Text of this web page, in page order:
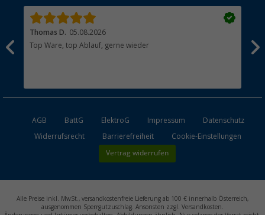
Thomas D. 05.08.2026
Top Ware, top Ablauf, gerne wieder
AGB BattG ElektroG Impressum
Datenschutz
Widerrufsrecht
Barrierefreiheit Cookie-Einstellungen
Vertrag widerrufen
Alle Preise inkl. MwSt., versandkostenfreie Lieferung ab 100 € innerhalb Österreich,
ausgenommen Sperrgutzuschlag. Ansonsten zzgl. Versandkosten.